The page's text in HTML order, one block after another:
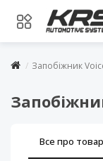
Запобіжник
Все про товар